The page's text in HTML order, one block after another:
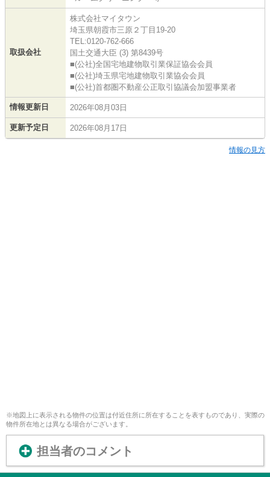
取扱会社
株式会社マイタウン
埼玉県朝霞市三原２丁目19-20
TEL:0120-762-666
国土交通大臣 (3) 第8439号
■(公社)全国宅地建物取引業保証協会会員
■(公社)埼玉県宅地建物取引業協会会員
■(公社)首都圏不動産公正取引協議会加盟事業者
情報更新日 2026年08月03日
更新予定日 2026年08月17日
情報の見方
※地図上に表示される物件の位置は付近住所に所在することを表すものであり、実際の
物件所在地とは異なる場合がございます。
担当者のコメント